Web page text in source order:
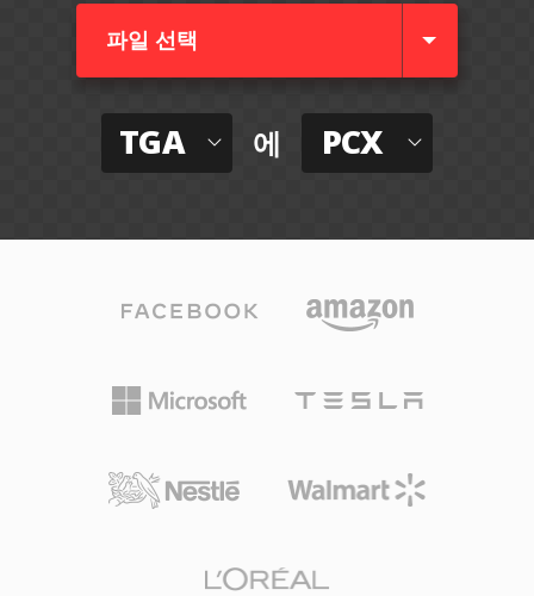
파일 선택
TGA 에 PCX